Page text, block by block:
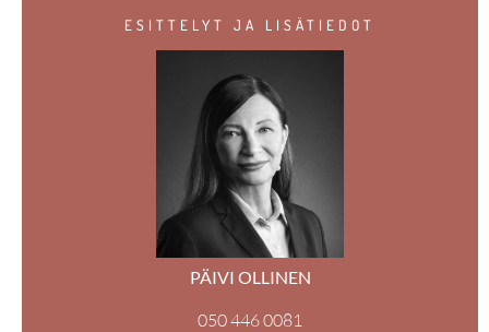
ESITTELYT JA LISÄTIEDOT
PÄIVI OLLINEN
050 446 0081